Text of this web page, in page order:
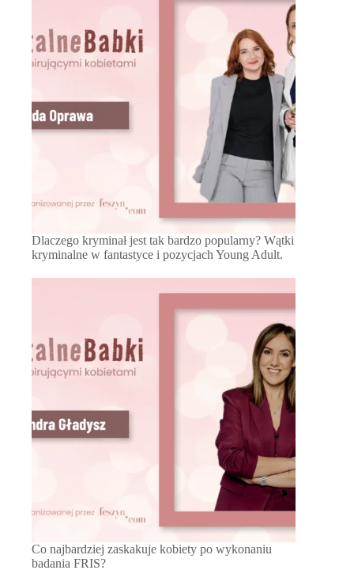
Dlaczego kryminał jest tak bardzo popularny? Wątki
kryminalne w fantastyce i pozycjach Young Adult.
Co najbardziej zaskakuje kobiety po wykonaniu
badania FRIS?